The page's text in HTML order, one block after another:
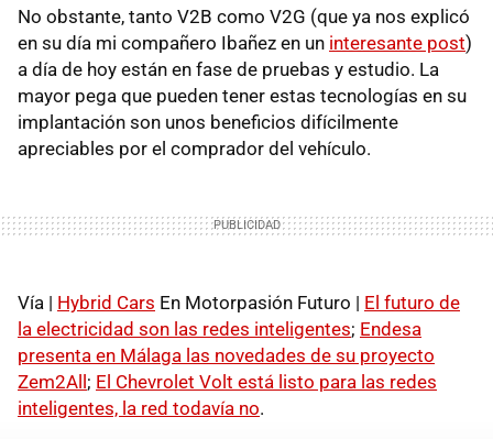
No obstante, tanto V2B como V2G (que ya nos explicó
en su día mi compañero Ibañez en un interesante post)
a día de hoy están en fase de pruebas y estudio. La
mayor pega que pueden tener estas tecnologías en su
implantación son unos beneficios difícilmente
apreciables por el comprador del vehículo.
Vía | Hybrid Cars En Motorpasión Futuro | El futuro de
la electricidad son las redes inteligentes; Endesa
presenta en Málaga las novedades de su proyecto
Zem2All; El Chevrolet Volt está listo para las redes
inteligentes, la red todavía no.